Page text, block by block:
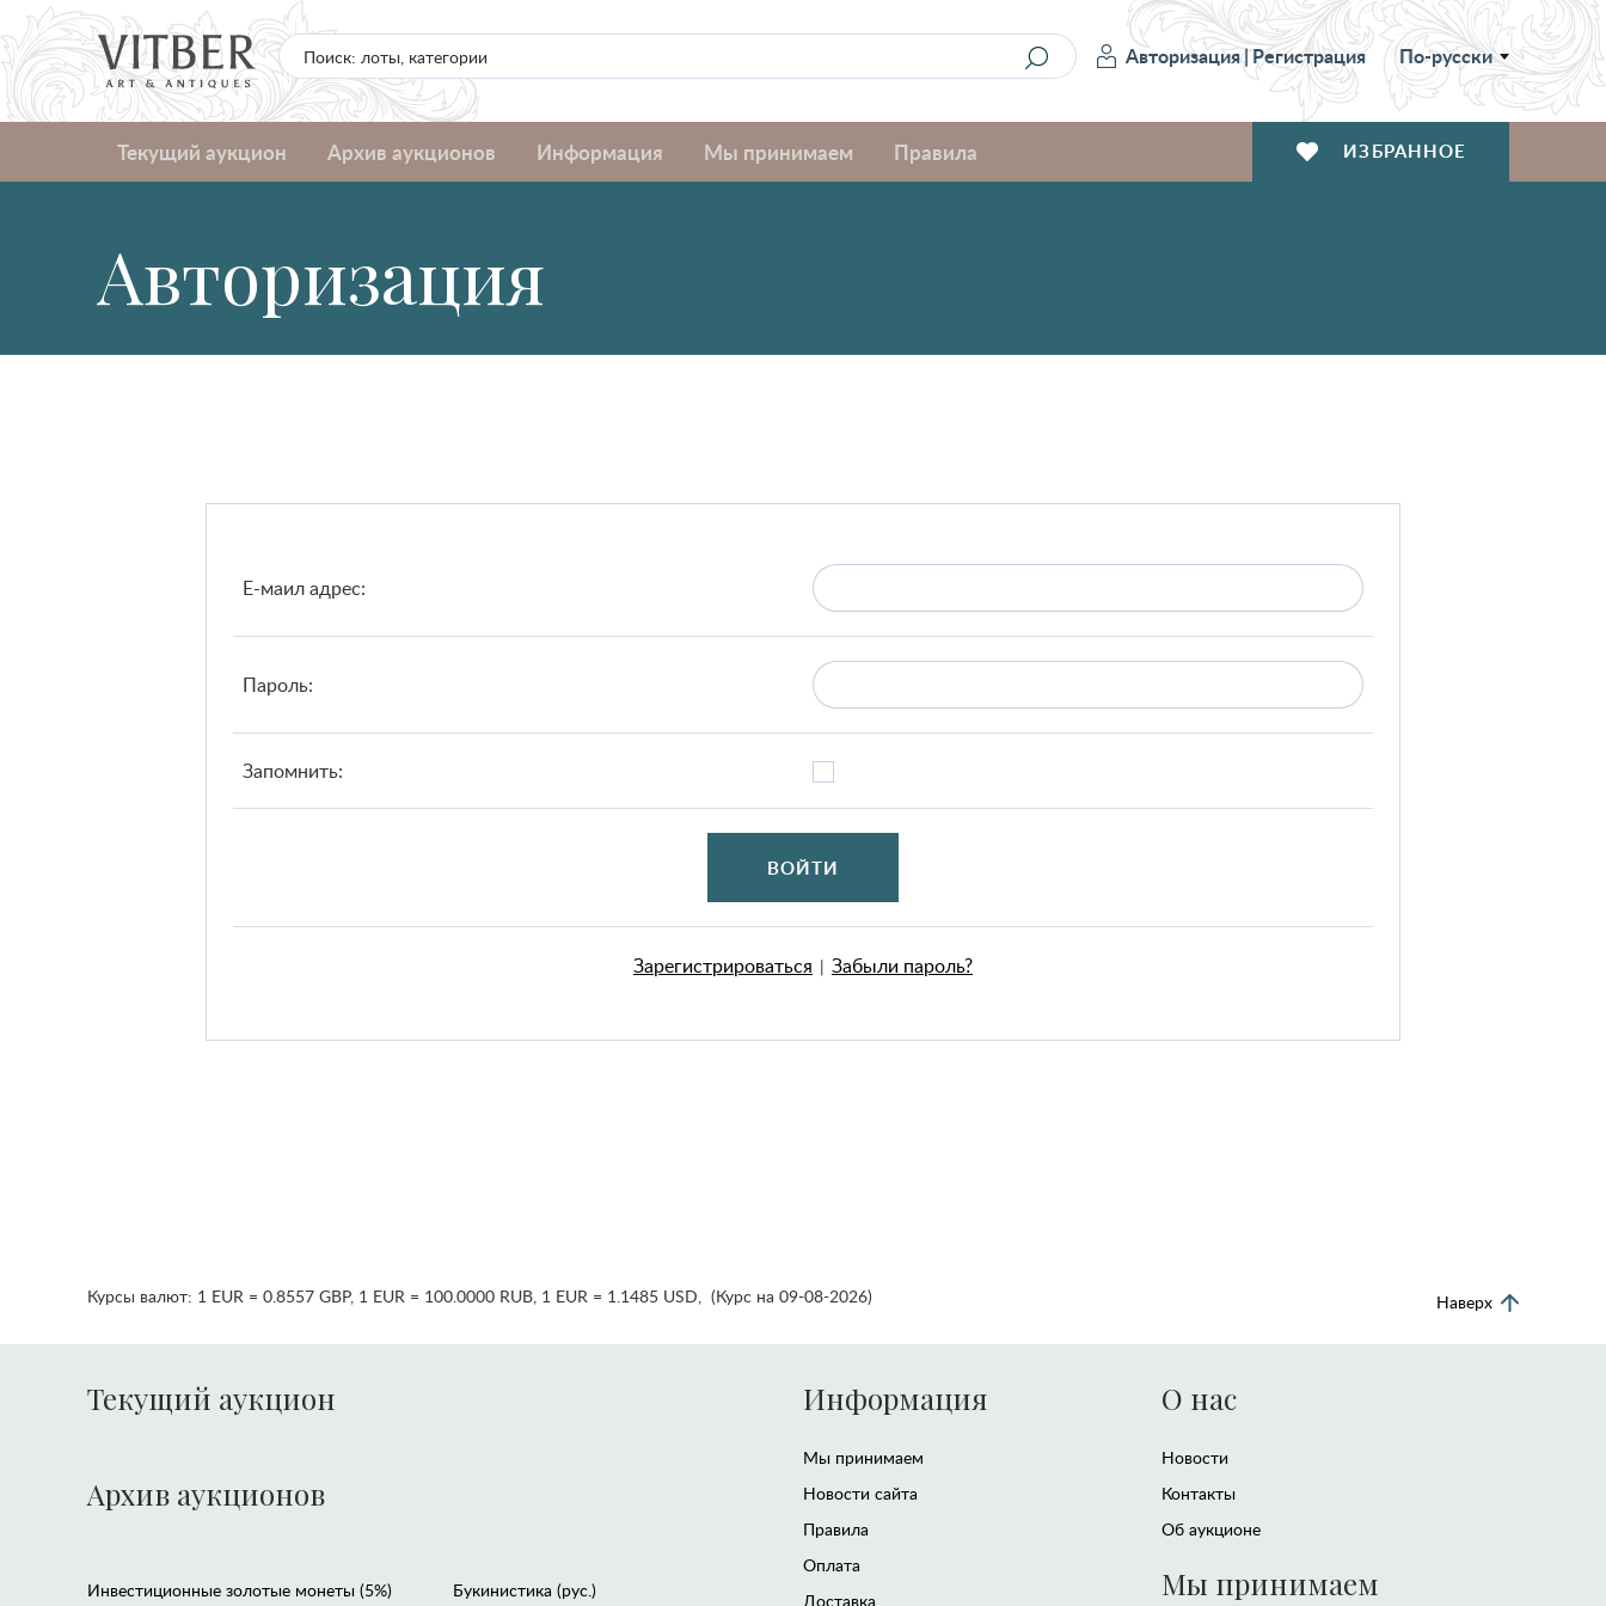
Авторизация|Регистрация По-русски
Текущий аукцион Архив аукционов Информация Мы принимаем Правила ИЗБРАННОЕ
Авторизация
Е-маил адрес:
Пароль:
Запомнить:
ВОЙТИ
Зарегистрироваться | Забыли пароль?
Курсы валют: 1 EUR = 0.8557 GBP, 1 EUR = 100.0000 RUB, 1 EUR = 1.1485 USD, (Курс на 09-08-2026) Наверх
Текущий аукцион
Архив аукционов
Инвестиционные золотые монеты (5%) Букинистика (рус.)
Информация
Мы принимаем
Новости сайта
Правила
Оплата
Доставка
О нас
Новости
Контакты
Об аукционе
Мы принимаем